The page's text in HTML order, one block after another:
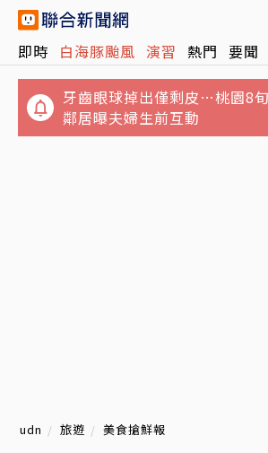
即時 白海豚颱風 演習 熱門 要聞
鄰居曝夫婦生前互動
獨／比政院版多311億！藍白
案 立院今送總統府、行政院
udn 旅遊 美食搶鮮報